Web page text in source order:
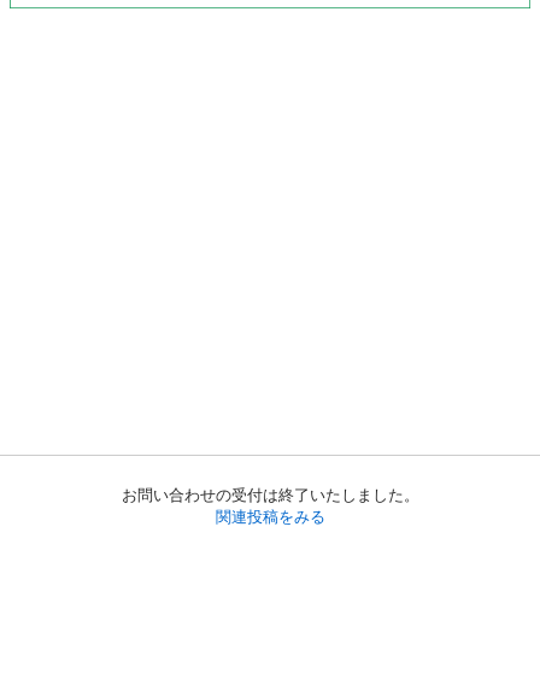
お問い合わせの受付は終了いたしました。
関連投稿をみる